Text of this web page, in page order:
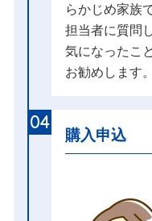
らかじめ家族
担当者に質問
気になったこ
お勧めします。
04
購入申込